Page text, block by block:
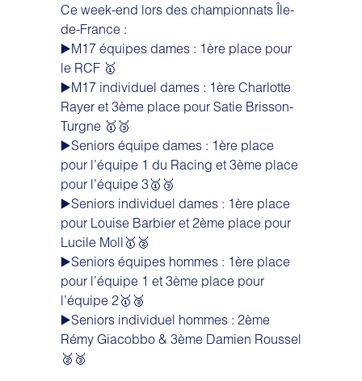
Ce week-end lors des championnats Île-
de-France :
▶️M17 équipes dames : 1ère place pour
le RCF 🥇
▶️M17 individuel dames : 1ère Charlotte
Rayer et 3ème place pour Satie Brisson-
Turgne 🥇🥉
▶️Seniors équipe dames : 1ère place
pour l’équipe 1 du Racing et 3ème place
pour l’équipe 3🥇🥉
▶️Seniors individuel dames : 1ère place
pour Louise Barbier et 2ème place pour
Lucile Moll🥇🥈
▶️Seniors équipes hommes : 1ère place
pour l’équipe 1 et 3ème place pour
l’équipe 2🥇🥉
▶️Seniors individuel hommes : 2ème
Rémy Giacobbo & 3ème Damien Roussel
🥈🥉